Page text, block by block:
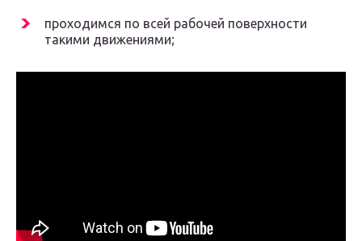
проходимся по всей рабочей поверхности
такими движениями;